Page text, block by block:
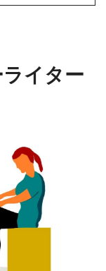
イター